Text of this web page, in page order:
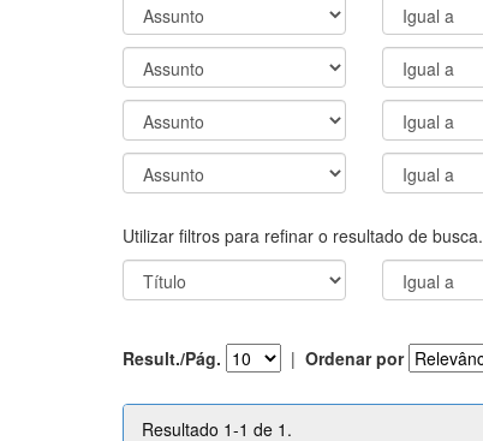
Utilizar filtros para refinar o resultado de busca.
Result./Pág. | Ordenar por
Resultado 1-1 de 1.